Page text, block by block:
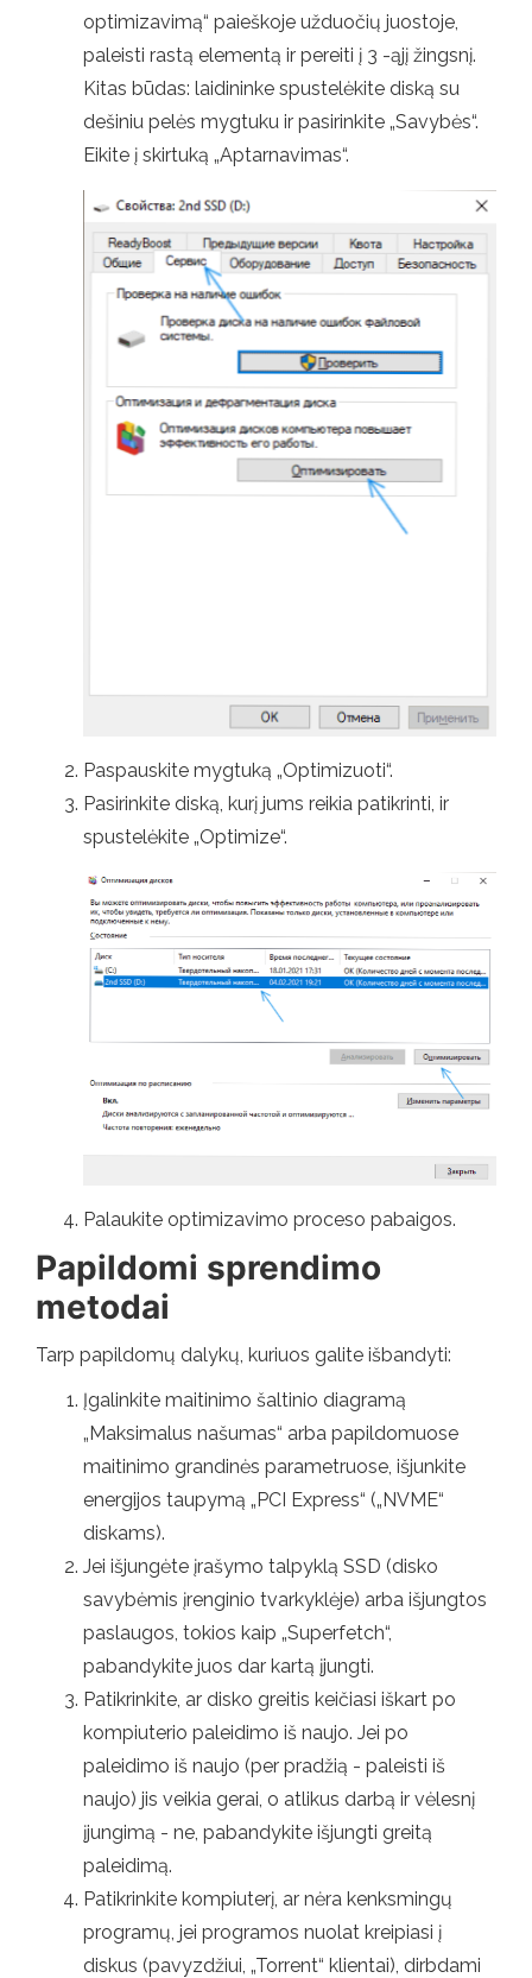
optimizavimą“ paieškoje užduočių juostoje,
paleisti rastą elementą ir pereiti į 3 -ąjį žingsnį.
Kitas būdas: laidininke spustelėkite diską su
dešiniu pelės mygtuku ir pasirinkite „Savybės“.
Eikite į skirtuką „Aptarnavimas“.
Paspauskite mygtuką „Optimizuoti“.
Pasirinkite diską, kurį jums reikia patikrinti, ir
spustelėkite „Optimize“.
Palaukite optimizavimo proceso pabaigos.
Papildomi sprendimo
metodai
Tarp papildomų dalykų, kuriuos galite išbandyti:
Įgalinkite maitinimo šaltinio diagramą
„Maksimalus našumas“ arba papildomuose
maitinimo grandinės parametruose, išjunkite
energijos taupymą „PCI Express“ („NVME“
diskams).
Jei išjungėte įrašymo talpyklą SSD (disko
savybėmis įrenginio tvarkyklėje) arba išjungtos
paslaugos, tokios kaip „Superfetch“,
pabandykite juos dar kartą įjungti.
Patikrinkite, ar disko greitis keičiasi iškart po
kompiuterio paleidimo iš naujo. Jei po
paleidimo iš naujo (per pradžią - paleisti iš
naujo) jis veikia gerai, o atlikus darbą ir vėlesnį
įjungimą - ne, pabandykite išjungti greitą
paleidimą.
Patikrinkite kompiuterį, ar nėra kenksmingų
programų, jei programos nuolat kreipiasi į
diskus (pavyzdžiui, „Torrent“ klientai), dirbdami